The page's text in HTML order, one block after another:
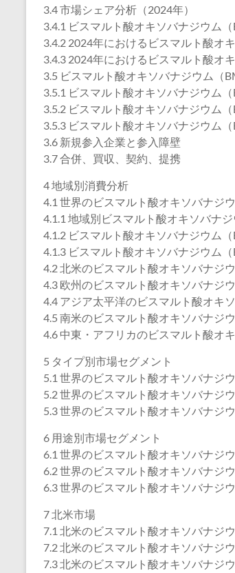
3.4 市場シェア分析（2024年）
3.4.1 ビスマルト酸オキソバナジウム
3.4.2 2024年におけるビスマルト酸オ
3.4.3 2024年におけるビスマルト酸オ
3.5 ビスマルト酸オキソバナジウム（
3.5.1 ビスマルト酸オキソバナジウム
3.5.2 ビスマルト酸オキソバナジウム
3.5.3 ビスマルト酸オキソバナジウム
3.6 新規参入企業と参入障壁
3.7 合併、買収、契約、提携
4 地域別消費分析
4.1 世界のビスマルト酸オキソバナジ
4.1.1 地域別ビスマルト酸オキソバナ
4.1.2 ビスマルト酸オキソバナジウム
4.1.3 ビスマルト酸オキソバナジウム
4.2 北米のビスマルト酸オキソバナジ
4.3 欧州のビスマルト酸オキソバナジ
4.4 アジア太平洋のビスマルト酸オキ
4.5 南米のビスマルト酸オキソバナジ
4.6 中東・アフリカのビスマルト酸オ
5 タイプ別市場セグメント
5.1 世界のビスマルト酸オキソバナジ
5.2 世界のビスマルト酸オキソバナジ
5.3 世界のビスマルト酸オキソバナジ
6 用途別市場セグメント
6.1 世界のビスマルト酸オキソバナジ
6.2 世界のビスマルト酸オキソバナジ
6.3 世界のビスマルト酸オキソバナジ
7 北米市場
7.1 北米のビスマルト酸オキソバナジ
7.2 北米のビスマルト酸オキソバナジ
7.3 北米のビスマルト酸オキソバナジ